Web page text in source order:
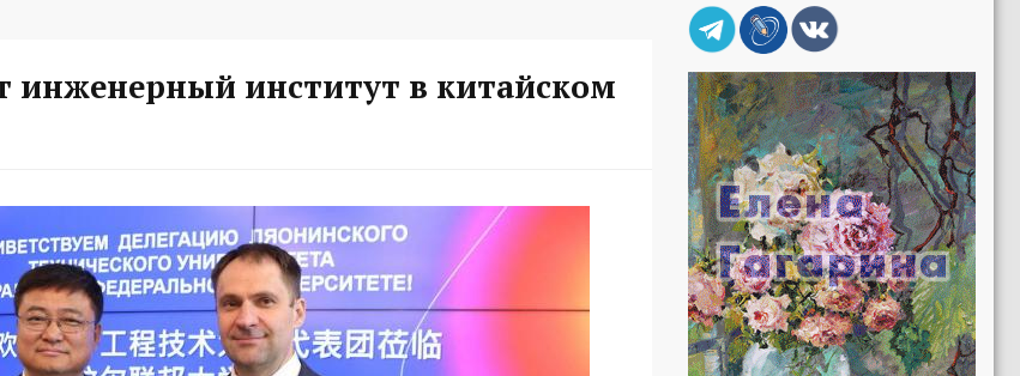
инженерный институт в китайском